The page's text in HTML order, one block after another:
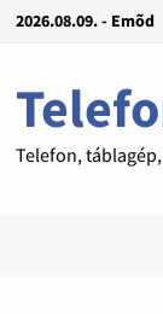
2026.08.09. - Emõd
Telefon,